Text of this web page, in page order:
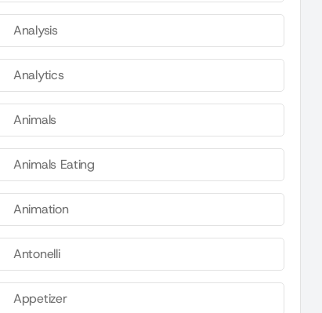
Analysis
Analytics
Animals
Animals Eating
Animation
Antonelli
Appetizer